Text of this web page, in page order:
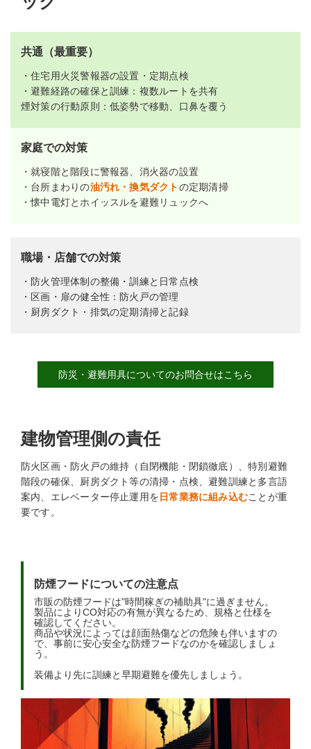
共通（最重要）
・住宅用火災警報器の設置・定期点検
・避難経路の確保と訓練：複数ルートを共有
煙対策の行動原則：低姿勢で移動、口鼻を覆う
家庭での対策
・就寝階と階段に警報器、消火器の設置
・台所まわりの油汚れ・換気ダクトの定期清掃
・懐中電灯とホイッスルを避難リュックへ
職場・店舗での対策
・防火管理体制の整備・訓練と日常点検
・区画・扉の健全性：防火戸の管理
・厨房ダクト・排気の定期清掃と記録
防災・避難用具についてのお問合せはこちら
建物管理側の責任
防火区画・防火戸の維持（自閉機能・閉鎖徹底）、特別避難
階段の確保、厨房ダクト等の清掃・点検、避難訓練と多言語
案内、エレベーター停止運用を日常業務に組み込むことが重
要です。
防煙フードについての注意点
市販の防煙フードは"時間稼ぎの補助具"に過ぎません。
製品によりCO対応の有無が異なるため、規格と仕様を
確認してください。
商品や状況によっては顔面熱傷などの危険も伴いますの
で、事前に安心安全な防煙フードなのかを確認しましょ
う。
装備より先に訓練と早期避難を優先しましょう。